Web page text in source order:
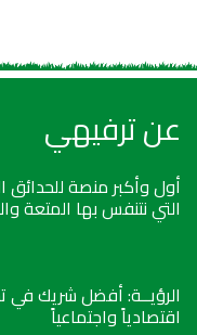
عن ترفيهي
أول وأكبر منصة للحدائق
التي نتنفس بها المتعة
الرؤيــة: أفضل شريك في
اقتصادياً واجتماعياً